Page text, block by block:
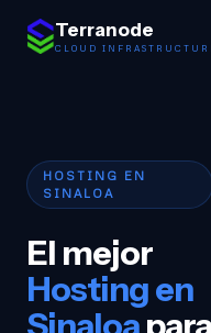
Terranode
CLOUD
HOSTING EN
SINALOA
El mejor
Hosting en